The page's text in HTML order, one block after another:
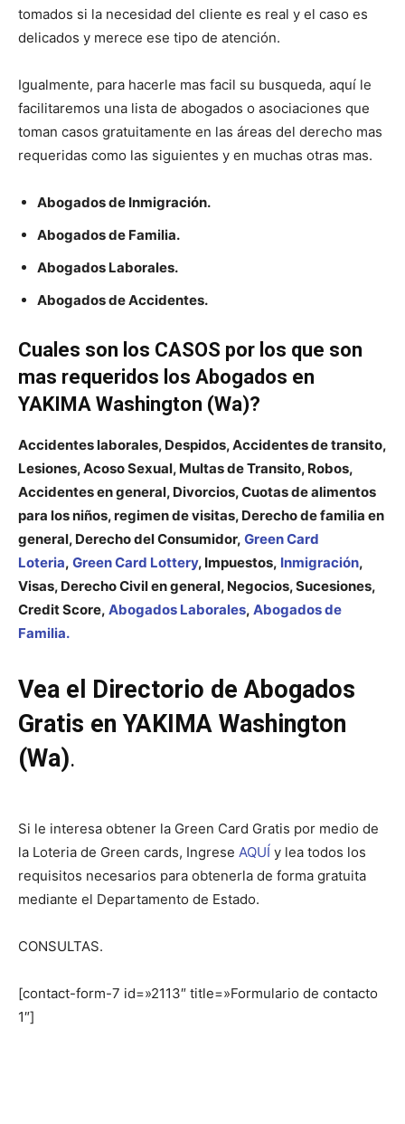
tomados si la necesidad del cliente es real y el caso es
delicados y merece ese tipo de atención.
Igualmente, para hacerle mas facil su busqueda, aquí le
facilitaremos una lista de abogados o asociaciones que
toman casos gratuitamente en las áreas del derecho mas
requeridas como las siguientes y en muchas otras mas.
Abogados de Inmigración.
Abogados de Familia.
Abogados Laborales.
Abogados de Accidentes.
Cuales son los CASOS por los que son
mas requeridos los Abogados en
YAKIMA Washington (Wa)?
Accidentes laborales, Despidos, Accidentes de transito,
Lesiones, Acoso Sexual, Multas de Transito, Robos,
Accidentes en general, Divorcios, Cuotas de alimentos
para los niños, regimen de visitas, Derecho de familia en
general, Derecho del Consumidor, Green Card
Loteria, Green Card Lottery, Impuestos, Inmigración,
Visas, Derecho Civil en general, Negocios, Sucesiones,
Credit Score, Abogados Laborales, Abogados de
Familia.
Vea el Directorio de Abogados
Gratis en YAKIMA Washington
(Wa).
Si le interesa obtener la Green Card Gratis por medio de
la Loteria de Green cards, Ingrese AQUÍ y lea todos los
requisitos necesarios para obtenerla de forma gratuita
mediante el Departamento de Estado.
CONSULTAS.
[contact-form-7 id=»2113″ title=»Formulario de contacto
1″]